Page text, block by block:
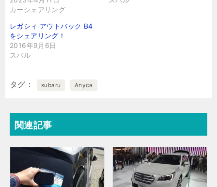
カーシェアリング
レガシィ アウトバック B4
をシェアリング！
2016年9月6日
スバル
タグ subaru Anyca
関連記事